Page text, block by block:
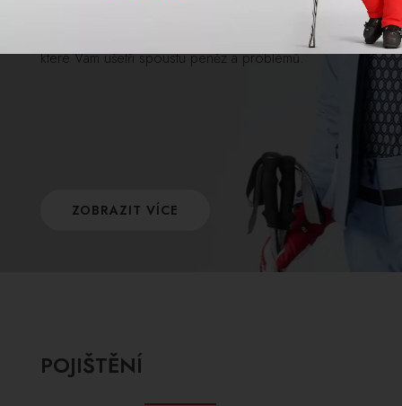
Poškodila se Vám výstroj kvůli nedostatečnému
které Vám ušetří spoustu peněz a problémů.
ZOBRAZIT VÍCE
POJIŠTĚNÍ